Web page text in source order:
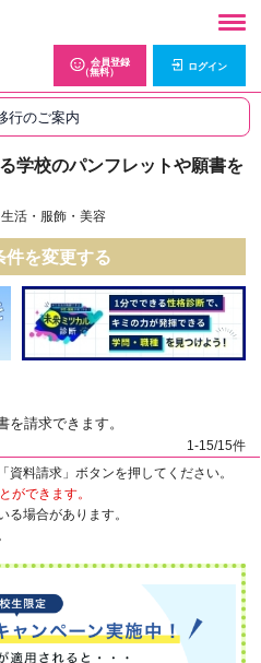
会員登録
（無料）
ログイン
行のご案内
学校のパンフレットや願書を
活・服飾・美容
件を変更する
請求できます。
1-15/15件
料請求」ボタンを押してください。
ができます。
る場合があります。